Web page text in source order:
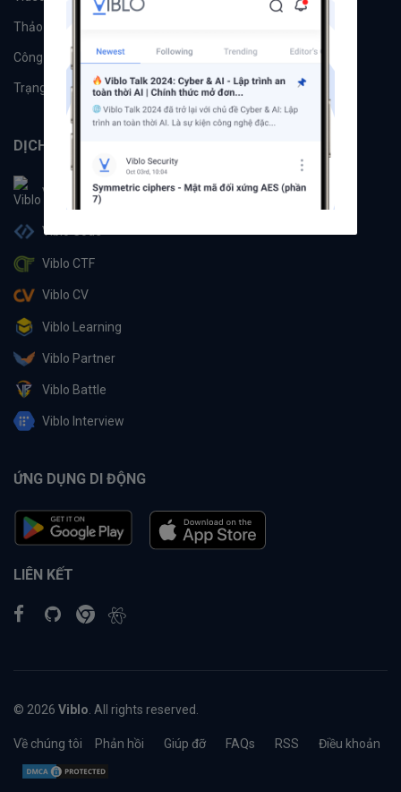
Thảo luận
Công cụ Machine Learning
Trạng thái hệ thống
DỊCH VỤ
Viblo
Viblo Code
Viblo CTF
Viblo CV
Viblo Learning
Viblo Partner
Viblo Battle
Viblo Interview
ỨNG DỤNG DI ĐỘNG
LIÊN KẾT
© 2026 Viblo . All rights reserved.
Về chúng tôi Phản hồi Giúp đỡ FAQs RSS Điều khoản